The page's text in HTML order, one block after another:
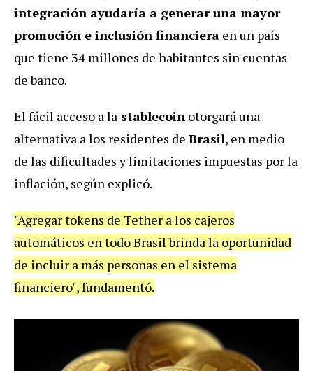
integración ayudaría a generar una mayor
promoción e inclusión financiera en un país
que tiene 34 millones de habitantes sin cuentas
de banco.
El fácil acceso a la stablecoin otorgará una
alternativa a los residentes de Brasil, en medio
de las dificultades y limitaciones impuestas por la
inflación, según explicó.
"Agregar tokens de Tether a los cajeros
automáticos en todo Brasil brinda la oportunidad
de incluir a más personas en el sistema
financiero", fundamentó.